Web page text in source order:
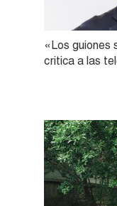
«Los guiones
critica a las